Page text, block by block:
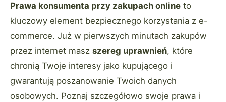
Prawa konsumenta przy zakupach online to
kluczowy element bezpiecznego korzystania z e-
commerce. Już w pierwszych minutach zakupów
przez internet masz szereg uprawnień, które
chronią Twoje interesy jako kupującego i
gwarantują poszanowanie Twoich danych
osobowych. Poznaj szczegółowo swoje prawa i